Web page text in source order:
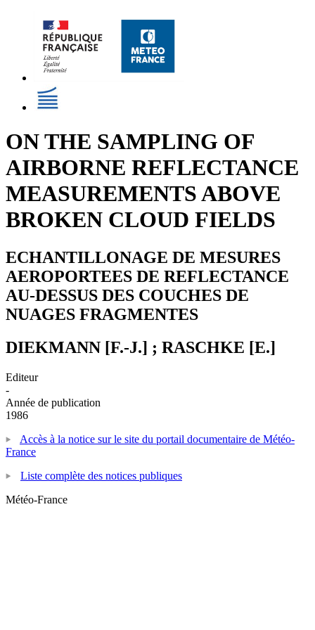
ON THE SAMPLING OF
AIRBORNE REFLECTANCE
MEASUREMENTS ABOVE
BROKEN CLOUD FIELDS
ECHANTILLONAGE DE MESURES
AEROPORTEES DE REFLECTANCE
AU-DESSUS DES COUCHES DE
NUAGES FRAGMENTES
DIEKMANN [F.-J.] ; RASCHKE [E.]
Editeur
-
Année de publication
1986
Accès à la notice sur le site du portail documentaire de Météo-
France
Liste complète des notices publiques
Météo-France